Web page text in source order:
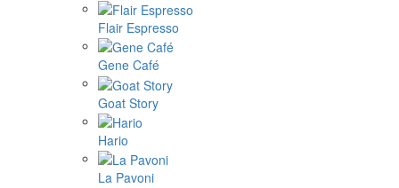
Flair Espresso
Gene Café
Goat Story
Hario
La Pavoni